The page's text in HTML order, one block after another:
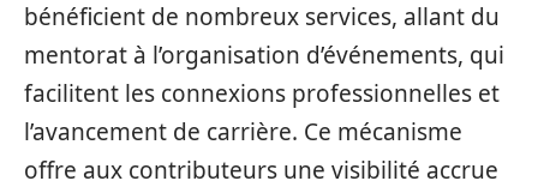
bénéficient de nombreux services, allant du
mentorat à l’organisation d’événements, qui
facilitent les connexions professionnelles et
l’avancement de carrière. Ce mécanisme
offre aux contributeurs une visibilité accrue